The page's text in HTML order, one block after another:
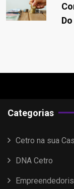
Categorias
Cetro na sua
DNA Cetro